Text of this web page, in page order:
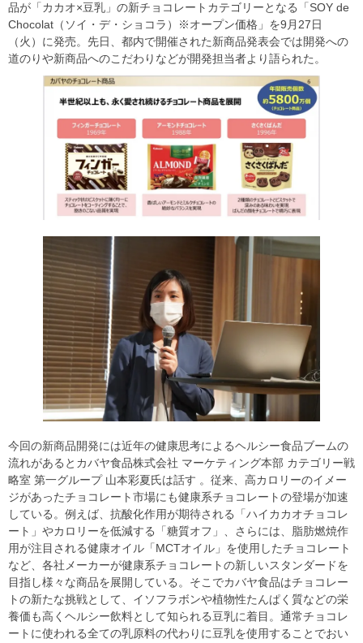
品が「カカオ×豆乳」の新チョコレートカテゴリーとなる「SOY de
Chocolat（ソイ・デ・ショコラ）※オープン価格」を9月27日
（火）に発売。先日、都内で開催された新商品発表会では開発への
道のりや新商品へのこだわりなどが開発担当者より語られた。
今回の新商品開発には近年の健康思考によるヘルシー食品ブームの
流れがあるとカバヤ食品株式会社 マーケティング本部 カテゴリー戦
略室 第一グループ 山本彩夏氏は話す 。従来、高カロリーのイメー
ジがあったチョコレート市場にも健康系チョコレートの登場が加速
している。例えば、抗酸化作用が期待される「ハイカカオチョコレ
ート」やカロリーを低減する「糖質オフ」、さらには、脂肪燃焼作
用が注目される健康オイル「MCTオイル」を使用したチョコレート
など、各社メーカーが健康系チョコレートの新しいスタンダードを
目指し様々な商品を展開している。そこでカバヤ食品はチョコレー
トの新たな挑戦として、イソフラボンや植物性たんぱく質などの栄
養価も高くヘルシー飲料として知られる豆乳に着目。通常チョコレ
ートに使われる全ての乳原料の代わりに豆乳を使用することでおい